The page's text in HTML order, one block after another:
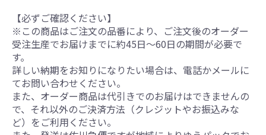
【必ずご確認ください】
※この商品はご注文の品番により、ご注文後のオーダー
受注生産でお届けまでに約45日～60日の期間が必要で
す。
詳しい納期をお知りになりたい場合は、電話かメールに
てお問い合わせください。
また、オーダー商品は代引きでのお届けはできませんの
で、それ以外のご決済方法（クレジットやお振込みな
ど）をご利用ください。